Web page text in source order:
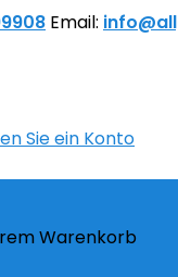
Email:
Sie ein Konto
Warenkorb